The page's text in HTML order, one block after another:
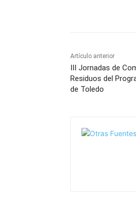
Artículo anterior
III Jornadas de
Residuos del
de Toledo